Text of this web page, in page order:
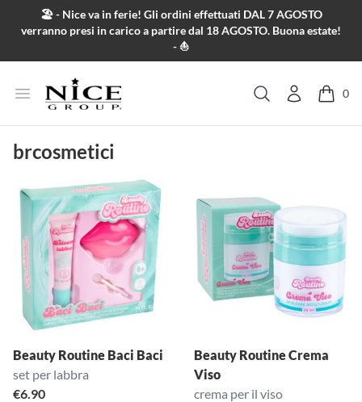
Salta al contenuto
🏖️ - Nice va in ferie! Gli ordini effettuati DAL 7 AGOSTO
verranno presi in carico a partire dal 18 AGOSTO. Buona estate!
- ⛵
Apri menu
Cerca
0
brcosmetici
Beauty Routine Baci Baci
set per labbra
€6.90
Beauty Routine Crema
Viso
crema per il viso